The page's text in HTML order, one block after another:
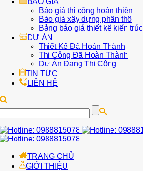
BÁO GIÁ
Báo giá thi công hoàn thiện
Báo giá xây dựng phần thô
Bảng báo giá thiết kế kiến trúc
DỰ ÁN
Thiết Kế Đã Hoàn Thành
Thi Công Đã Hoàn Thành
Dự Án Đang Thi Công
TIN TỨC
LIÊN HỆ
TRANG CHỦ
GIỚI THIỆU